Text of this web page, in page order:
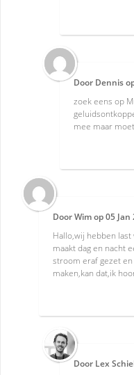
Door Dennis
zoek eens op
mee maar
DoorWimop05 Jan
Hallo,wij hebben
maakt dag en nacht
stroom eraf gezet
maken,kan dat,ik
Door Lex